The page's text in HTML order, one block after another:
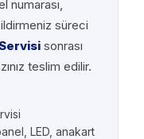
numarası,
süreci
sonrası
teslim edilir.
LED, anakart